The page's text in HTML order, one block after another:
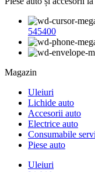
545400
Magazin
Uleiuri
Lichide auto
Accesorii auto
Electrice auto
Consumabile
Piese auto
Uleiuri